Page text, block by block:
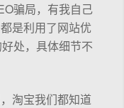
骗局，有我自己
是利用了网站优
处，具体细节不
淘宝我们都知道